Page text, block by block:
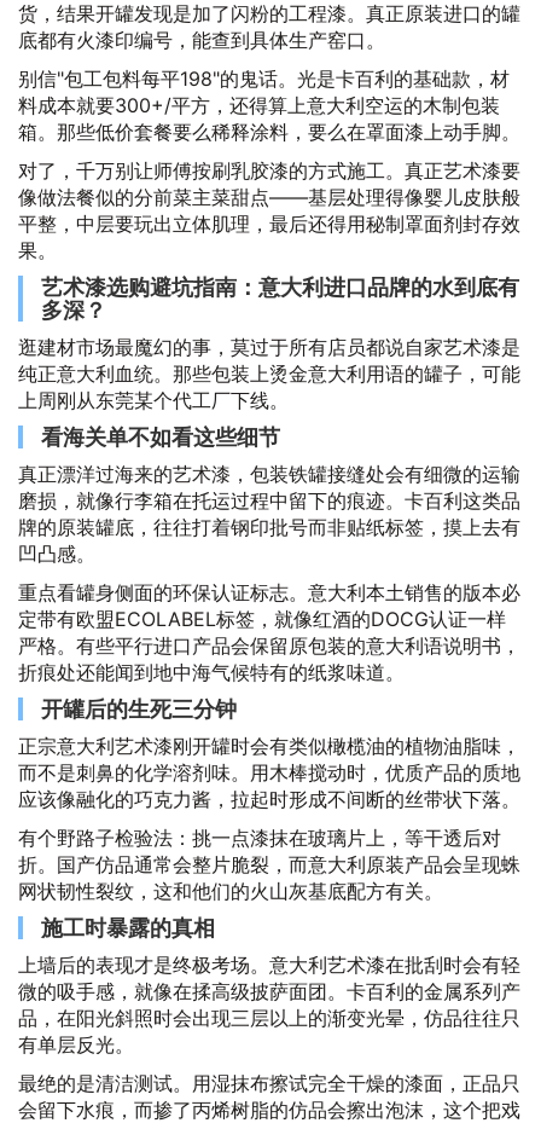
货，结果开罐发现是加了闪粉的工程漆。真正原装进口的罐
底都有火漆印编号，能查到具体生产窑口。
别信"包工包料每平198"的鬼话。光是卡百利的基础款，材
料成本就要300+/平方，还得算上意大利空运的木制包装
箱。那些低价套餐要么稀释涂料，要么在罩面漆上动手脚。
对了，千万别让师傅按刷乳胶漆的方式施工。真正艺术漆要
像做法餐似的分前菜主菜甜点——基层处理得像婴儿皮肤般
平整，中层要玩出立体肌理，最后还得用秘制罩面剂封存效
果。
艺术漆选购避坑指南：意大利进口品牌的水到底有
多深？
逛建材市场最魔幻的事，莫过于所有店员都说自家艺术漆是
纯正意大利血统。那些包装上烫金意大利用语的罐子，可能
上周刚从东莞某个代工厂下线。
看海关单不如看这些细节
真正漂洋过海来的艺术漆，包装铁罐接缝处会有细微的运输
磨损，就像行李箱在托运过程中留下的痕迹。卡百利这类品
牌的原装罐底，往往打着钢印批号而非贴纸标签，摸上去有
凹凸感。
重点看罐身侧面的环保认证标志。意大利本土销售的版本必
定带有欧盟ECOLABEL标签，就像红酒的DOCG认证一样
严格。有些平行进口产品会保留原包装的意大利语说明书，
折痕处还能闻到地中海气候特有的纸浆味道。
开罐后的生死三分钟
正宗意大利艺术漆刚开罐时会有类似橄榄油的植物油脂味，
而不是刺鼻的化学溶剂味。用木棒搅动时，优质产品的质地
应该像融化的巧克力酱，拉起时形成不间断的丝带状下落。
有个野路子检验法：挑一点漆抹在玻璃片上，等干透后对
折。国产仿品通常会整片脆裂，而意大利原装产品会呈现蛛
网状韧性裂纹，这和他们的火山灰基底配方有关。
施工时暴露的真相
上墙后的表现才是终极考场。意大利艺术漆在批刮时会有轻
微的吸手感，就像在揉高级披萨面团。卡百利的金属系列产
品，在阳光斜照时会出现三层以上的渐变光晕，仿品往往只
有单层反光。
最绝的是清洁测试。用湿抹布擦试完全干燥的漆面，正品只
会留下水痕，而掺了丙烯树脂的仿品会擦出泡沫，这个把戏